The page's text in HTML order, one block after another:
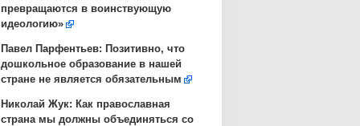
превращаются в воинствующую
идеологию»
Павел Парфентьев: Позитивно, что
дошкольное образование в нашей
стране не является обязательным
Николай Жук: Как православная
страна мы должны объединяться со